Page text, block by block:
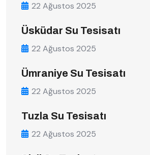
22 Ağustos 2025
Üsküdar Su Tesisatı
22 Ağustos 2025
Ümraniye Su Tesisatı
22 Ağustos 2025
Tuzla Su Tesisatı
22 Ağustos 2025